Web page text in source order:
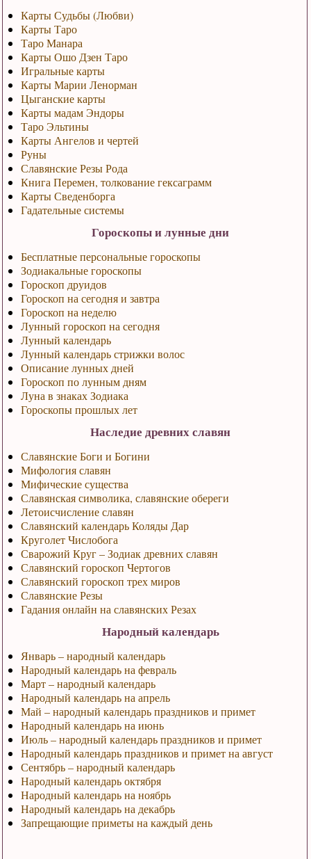
Карты Судьбы (Любви)
Карты Таро
Таро Манара
Карты Ошо Дзен Таро
Игральные карты
Карты Марии Ленорман
Цыганские карты
Карты мадам Эндоры
Таро Эльтины
Карты Ангелов и чертей
Руны
Славянские Резы Рода
Книга Перемен, толкование гексаграмм
Карты Сведенборга
Гадательные системы
Гороскопы и лунные дни
Бесплатные персональные гороскопы
Зодиакальные гороскопы
Гороскоп друидов
Гороскоп на сегодня и завтра
Гороскоп на неделю
Лунный гороскоп на сегодня
Лунный календарь
Лунный календарь стрижки волос
Описание лунных дней
Гороскоп по лунным дням
Луна в знаках Зодиака
Гороскопы прошлых лет
Наследие древних славян
Славянские Боги и Богини
Мифология славян
Мифические существа
Славянская символика, славянские обереги
Летоисчисление славян
Славянский календарь Коляды Дар
Круголет Числобога
Сварожий Круг – Зодиак древних славян
Славянский гороскоп Чертогов
Славянский гороскоп трех миров
Славянские Резы
Гадания онлайн на славянских Резах
Народный календарь
Январь – народный календарь
Народный календарь на февраль
Март – народный календарь
Народный календарь на апрель
Май – народный календарь праздников и примет
Народный календарь на июнь
Июль – народный календарь праздников и примет
Народный календарь праздников и примет на август
Сентябрь – народный календарь
Народный календарь октября
Народный календарь на ноябрь
Народный календарь на декабрь
Запрещающие приметы на каждый день